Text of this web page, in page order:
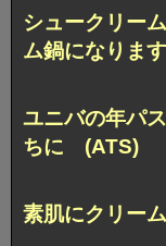
シュークリー
ム鍋になりま
ユニバの年パ
ちに (ATS)
素肌にクリー